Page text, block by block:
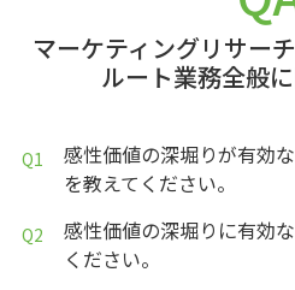
マーケティングリサー
ルート業務全般
感性価値の深堀りが有効
を教えてください。
感性価値の深堀りに有効
ください。